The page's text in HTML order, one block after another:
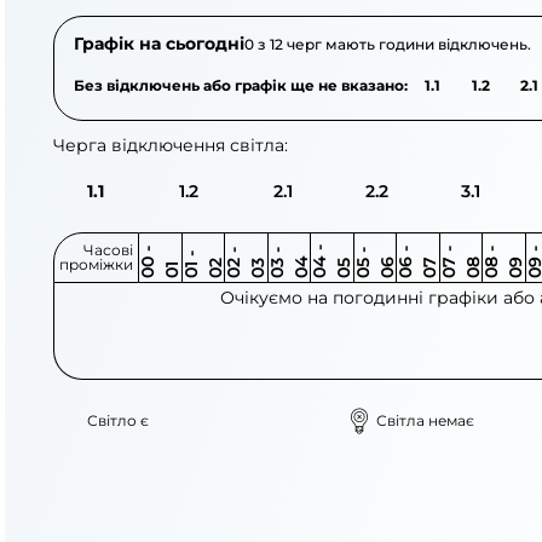
Графік на сьогодні0 з 12 черг мають години відключень.
Без відключень або графік ще не вказано: 1.1 1.2 2.1
Черга відключення світла:
1.1 1.2 2.1 2.2 3.1
Часові
проміжки 0
0
-
0 1 0
1
-
0 2 0 2
-
0 3 0 3
-
0 4 0 4
-
0 5 0 5
-
0 6 0 6
-
0 7 0 7
-
0 8 0 8
-
0 9 0
9
-
1
Очікуємо на погодинні графіки
Світло є Світла немає